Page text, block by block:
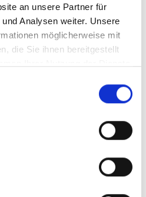
an unsere Partner für
Analysen weiter. Unsere
möglicherweise mit
die Sie ihnen bereitgestellt
wir treffen, mit denen wir
BewerberInnen
an bereits erfolgreiche
ab wann zählen Teams als
Start-ups, die:
)Team haben. Dabei